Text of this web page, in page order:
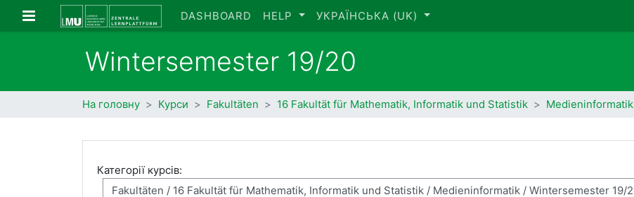
Перейти до головного вмісту
Бокова панель DASHBOARD HELP УКРАЇНСЬКА ‎(UK)‎
Wintersemester 19/20
На головну Курси Fakultäten 16 Fakultät für Mathematik, Informatik und Statistik Medieninformatik
Категорії курсів: